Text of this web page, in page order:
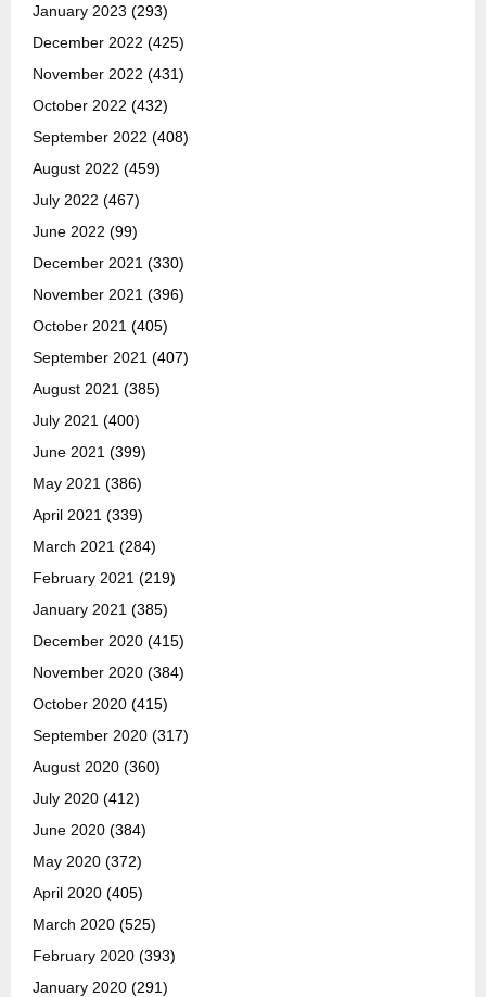
January 2023 (293)
December 2022 (425)
November 2022 (431)
October 2022 (432)
September 2022 (408)
August 2022 (459)
July 2022 (467)
June 2022 (99)
December 2021 (330)
November 2021 (396)
October 2021 (405)
September 2021 (407)
August 2021 (385)
July 2021 (400)
June 2021 (399)
May 2021 (386)
April 2021 (339)
March 2021 (284)
February 2021 (219)
January 2021 (385)
December 2020 (415)
November 2020 (384)
October 2020 (415)
September 2020 (317)
August 2020 (360)
July 2020 (412)
June 2020 (384)
May 2020 (372)
April 2020 (405)
March 2020 (525)
February 2020 (393)
January 2020 (291)